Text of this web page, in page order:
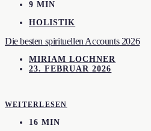
9 MIN
HOLISTIK
Die besten spirituellen Accounts 2026
MIRIAM LOCHNER
23. FEBRUAR 2026
WEITERLESEN
16 MIN